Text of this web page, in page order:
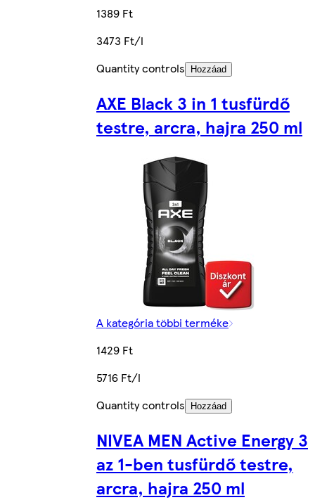
1389 Ft
3473 Ft/l
Quantity controls
Hozzáad
AXE Black 3 in 1 tusfürdő
testre, arcra, hajra 250 ml
A kategória többi terméke
1429 Ft
5716 Ft/l
Quantity controls
Hozzáad
NIVEA MEN Active Energy 3
az 1-ben tusfürdő testre,
arcra, hajra 250 ml